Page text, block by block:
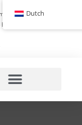
China
Dutch